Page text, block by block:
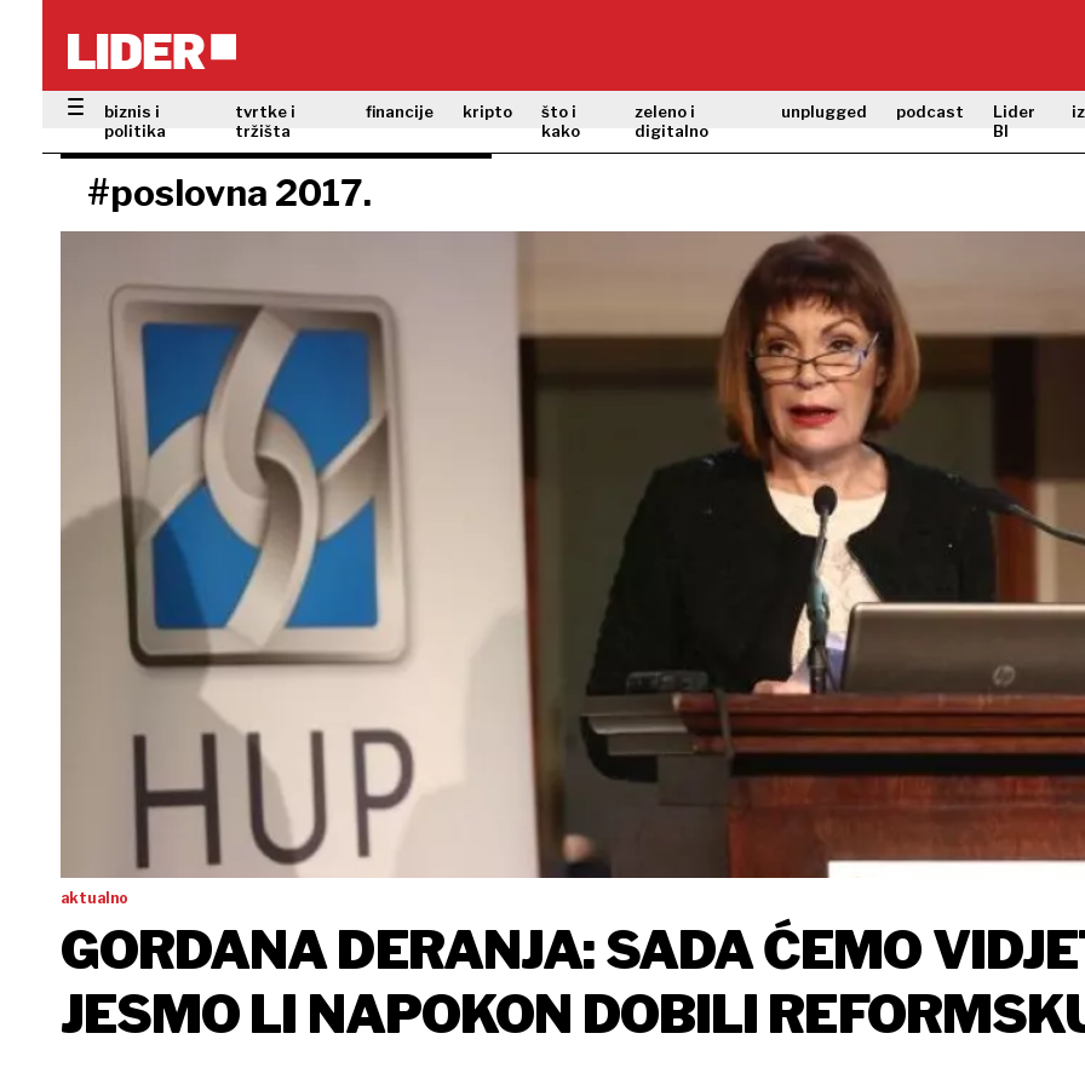
biznis i
politika
tvrtke i
tržišta
financije kripto
što i
kako
zeleno i
digitalno
unplugged podcast
Lider
BI
#poslovna 2017.
aktualno
GORDANA DERANJA: SADA ĆEMO VIDJETI
JESMO LI NAPOKON DOBILI